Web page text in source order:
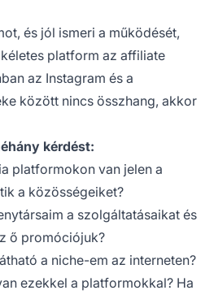
és jól ismeri a működését,
platform az affiliate
az Instagram és a
között nincs összhang, akkor
kérdést:
platformokon van jelen a
a közösségeiket?
a szolgáltatásaikat és
ő promóciójuk?
a niche-em az interneten?
ezekkel a platformokkal? Ha